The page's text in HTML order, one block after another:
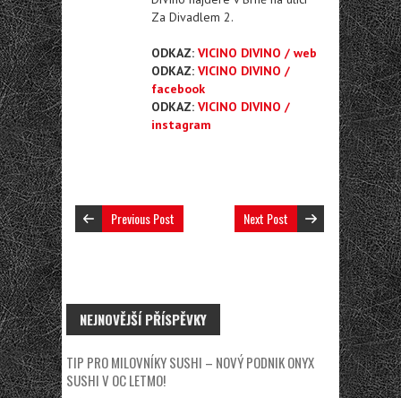
Za Divadlem 2.
ODKAZ: VICINO DIVINO / web
ODKAZ: VICINO DIVINO /
facebook
ODKAZ: VICINO DIVINO /
instagram
Previous Post Next Post
NEJNOVĚJŠÍ PŘÍSPĚVKY
TIP PRO MILOVNÍKY SUSHI – NOVÝ PODNIK ONYX
SUSHI V OC LETMO!